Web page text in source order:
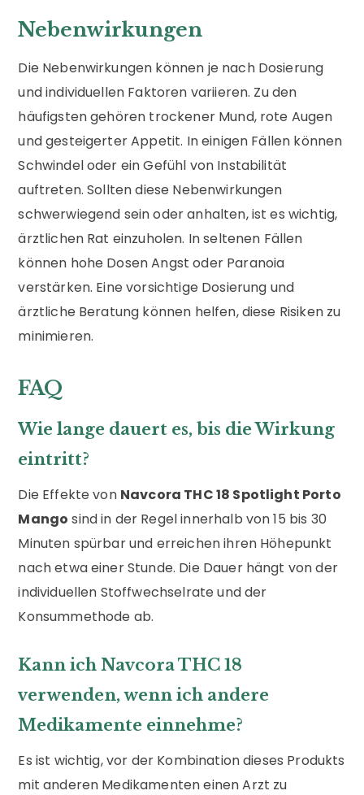
Nebenwirkungen
Die Nebenwirkungen können je nach Dosierung
und individuellen Faktoren variieren. Zu den
häufigsten gehören trockener Mund, rote Augen
und gesteigerter Appetit. In einigen Fällen können
Schwindel oder ein Gefühl von Instabilität
auftreten. Sollten diese Nebenwirkungen
schwerwiegend sein oder anhalten, ist es wichtig,
ärztlichen Rat einzuholen. In seltenen Fällen
können hohe Dosen Angst oder Paranoia
verstärken. Eine vorsichtige Dosierung und
ärztliche Beratung können helfen, diese Risiken zu
minimieren.
FAQ
Wie lange dauert es, bis die Wirkung
eintritt?
Die Effekte von Navcora THC 18 Spotlight Porto
Mango sind in der Regel innerhalb von 15 bis 30
Minuten spürbar und erreichen ihren Höhepunkt
nach etwa einer Stunde. Die Dauer hängt von der
individuellen Stoffwechselrate und der
Konsummethode ab.
Kann ich Navcora THC 18
verwenden, wenn ich andere
Medikamente einnehme?
Es ist wichtig, vor der Kombination dieses Produkts
mit anderen Medikamenten einen Arzt zu